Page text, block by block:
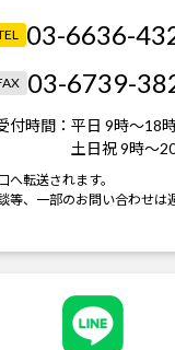
03-6636-
03-6739-
付時間： 平日 9時～18
土日祝 9時～
転送されます。
等、一部のお問い合わせは